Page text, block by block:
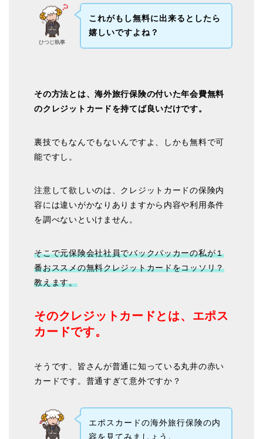
ひつじ執事
これがもし無料に出来るとしたら
嬉しいですよね？
その方法とは、海外旅行保険の付いた年会費無料
のクレジットカードを持てば良いだけです。
裏技でもなんでもないんですよ、しかも無料で可
能ですし。
注意して欲しいのは、クレジットカードの保険内
容には違いがかなりありますから内容や利用条件
を調べないといけません。
そこで元保険会社社員でバックパッカーの私が１
番おススメの無料クレジットカードをコッソリ？
教えます。
そのクレジットカードとは、エポス
カードです。
そうです、皆さんが普通に知っている丸井の赤い
カードです。普通すぎて意外ですか？
エポスカードの海外旅行保険の内
容を見てみましょう。